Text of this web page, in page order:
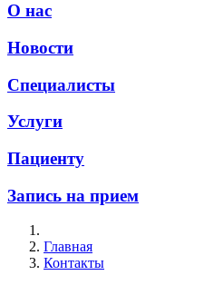
О нас
Новости
Специалисты
Услуги
Пациенту
Запись на прием
Главная
Контакты